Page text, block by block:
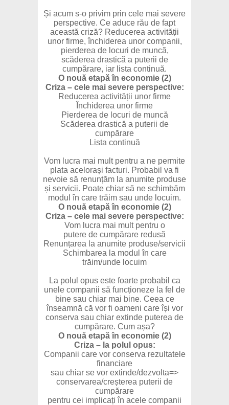
Și acum s-o privim prin cele mai severe
perspective. Ce aduce rău de fapt
această criză? Reducerea activității
unor firme, închiderea unor companii,
pierderea de locuri de muncă,
scăderea drastică a puterii de
cumpărare, iar lista continuă.
O nouă etapă în economie (2)
Criza – cele mai severe perspective:
Reducerea activității unor firme
Închiderea unor firme
Pierderea de locuri de muncă
Scăderea drastică a puterii de
cumpărare
Lista continuă
Vom lucra mai mult pentru a ne permite
plata acelorași facturi. Probabil va fi
nevoie să renunțăm la anumite produse
și servicii. Poate chiar să ne schimbăm
modul în care trăim sau unde locuim.
O nouă etapă în economie (2)
Criza – cele mai severe perspective:
Vom lucra mai mult pentru o
putere de cumpărare redusă
Renunțarea la anumite produse/servicii
Schimbarea la modul în care
trăim/unde locuim
La polul opus este foarte probabil ca
unele companii să funcționeze la fel de
bine sau chiar mai bine. Ceea ce
înseamnă că vor fi oameni care își vor
conserva sau chiar extinde puterea de
cumpărare. Cum așa?
O nouă etapă în economie (2)
Criza – la polul opus:
Companii care vor conserva rezultatele
financiare
sau chiar se vor extinde/dezvolta=>
conservarea/creșterea puterii de
cumpărare
pentru cei implicați în acele companii